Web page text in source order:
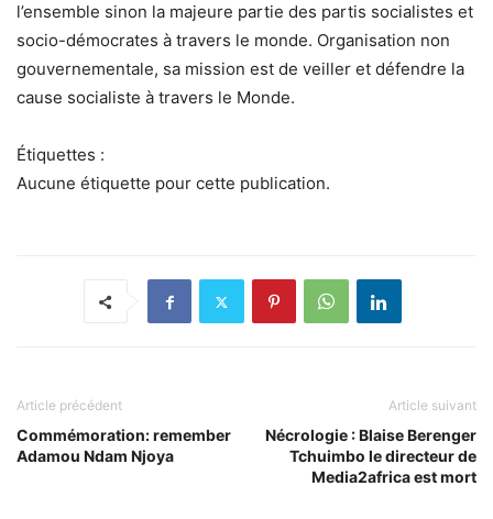
l’ensemble sinon la majeure partie des partis socialistes et
socio-démocrates à travers le monde. Organisation non
gouvernementale, sa mission est de veiller et défendre la
cause socialiste à travers le Monde.
Étiquettes :
Aucune étiquette pour cette publication.
Article précédent
Commémoration: remember
Adamou Ndam Njoya
Article suivant
Nécrologie : Blaise Berenger
Tchuimbo le directeur de
Media2africa est mort